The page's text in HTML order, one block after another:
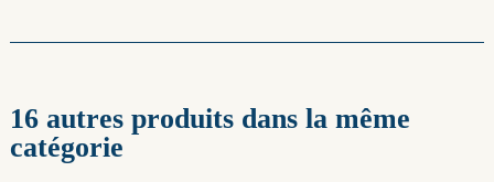
16 autres produits dans la même
catégorie